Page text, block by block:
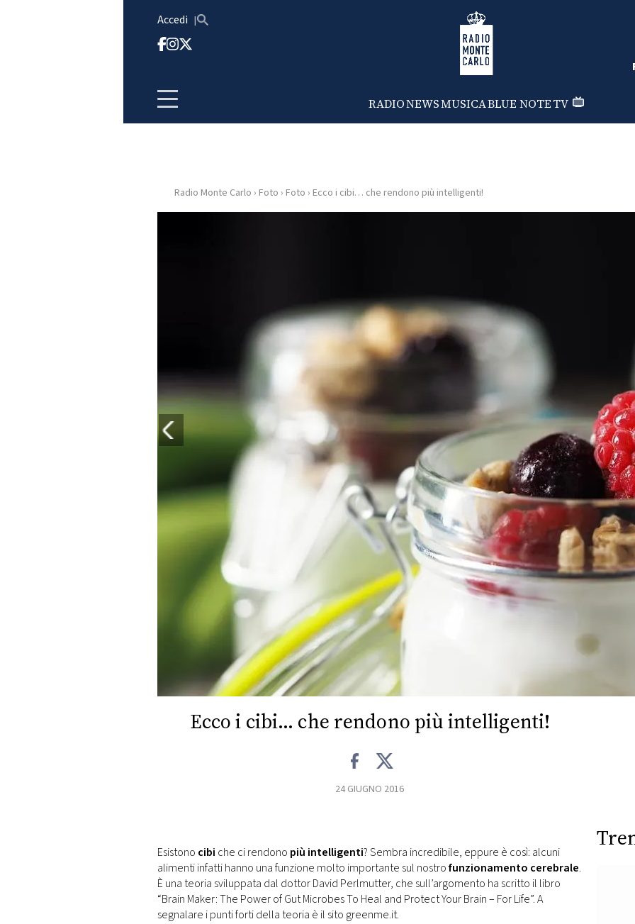
Accedi Radio Monte Carlo
RADIONEWSMUSICABLUE NOTETV
HOME
NEWS
FOTO
EVENTI
VIDEO
PRINCIPATO
MONACO
RMC
CONSIGLIA
Radio Monte Carlo › Foto › Foto › Ecco i cibi… che rendono più intelligenti!
Ecco i cibi… che rendono più intelligenti!
24 GIUGNO 2016
Esistono cibi che ci rendono più intelligenti? Sembra incredibile, eppure è così: alcuni
alimenti infatti hanno una funzione molto importante sul nostrofunzionamento cerebrale.
È una teoria sviluppata dal dottor David Perlmutter, che sull’argomento ha scritto il libro
“Brain Maker: The Power of Gut Microbes To Heal and Protect Your Brain – For Life”. A
segnalare i punti forti della teoria è il sito greenme.it.